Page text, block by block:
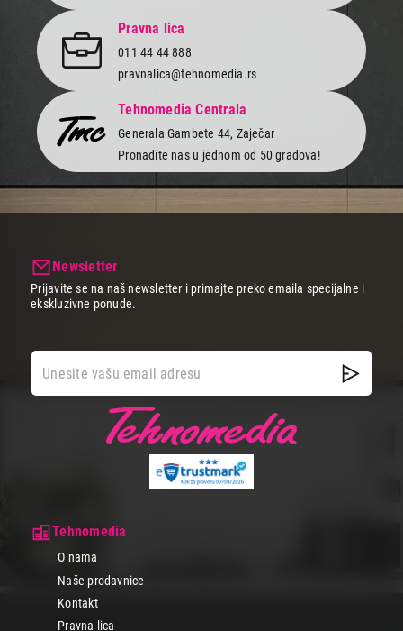
kretanja, možeš ga poneti u bilo koju prostoriju u svom domu ili
kancelariji i razgovarati u privatnosti.
Sada je lakše nego ikada kupiti fiksni telefon. Poruči online ili
poseti najbližu Tehnomedia prodavnicu gde te čeka ogroman izbor
modela raznih boja i dizajna koji se savršeno uklapaju u estetiku
tvog doma ili kancelarije.
Istraži našu ponudu i izaberi neki od poznatih proizvođača kao što
su Panasonic, Uniden, Meanit i Gigaset po sjajnim cenama i
različitim mogućnostima plaćanja. Sigurna kupovina i brza
isporuka na kućnu adresu bez skrivenih troškova.
Pravna lica
011 44 44 888
pravnalica@tehnomedia.rs
Tehnomedia Centrala
Generala Gambete 44, Zaječar
Pronađite nas u jednom od 50 gradova!
Tehnomedia
O nama
Naše prodavnice
Kontakt
Pravna lica
Newsletter
Prijavite se na naš newsletter i primajte preko emaila specijalne i
ekskluzivne ponude.